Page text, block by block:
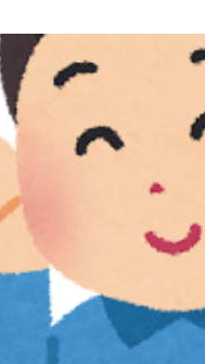
ンセリング
て考えてみよ
感覚